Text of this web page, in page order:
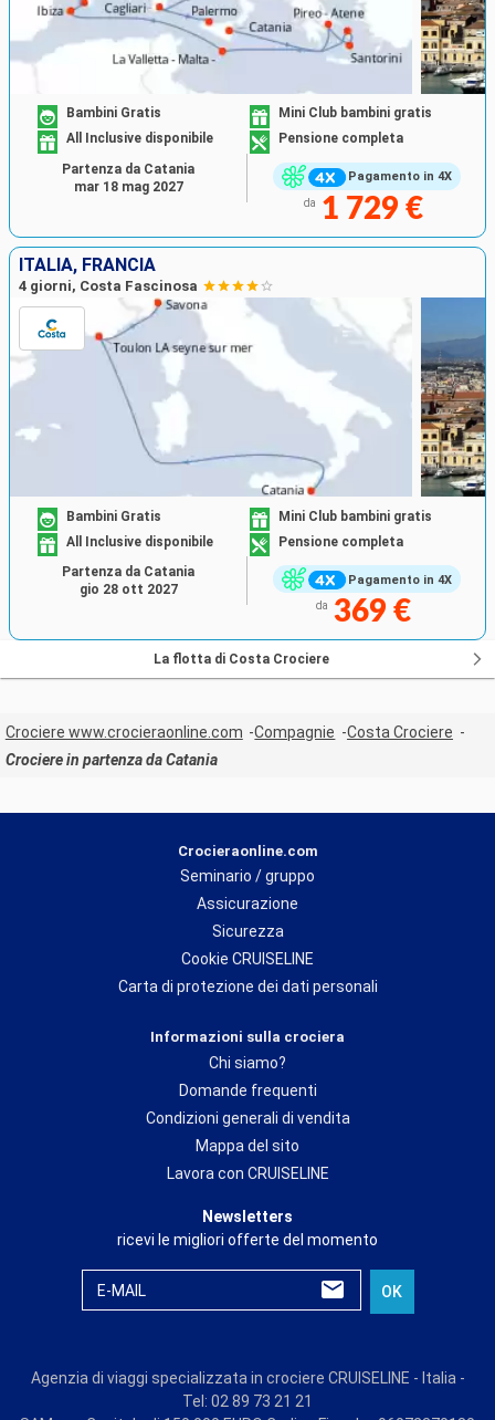
Pagamento in 4X
Bambini Gratis
Mini Club bambini gratis
All Inclusive disponibile
Pensione completa
da 1 729 €
Partenza da Catania
mar 18 mag 2027
ITALIA, FRANCIA
4 giorni, Costa Fascinosa
Pagamento in 4X
Bambini Gratis
Mini Club bambini gratis
All Inclusive disponibile
Pensione completa
da 369 €
Partenza da Catania
gio 28 ott 2027
La flotta di Costa Crociere
Crociere www.crocieraonline.com Compagnie
Costa Crociere
Crociere in partenza da Catania
Crocieraonline.com
Seminario / gruppo
Assicurazione
Sicurezza
Cookie CRUISELINE
Carta di protezione dei dati personali
Informazioni sulla crociera
Chi siamo?
Domande frequenti
Condizioni generali di vendita
Mappa del sito
Lavora con CRUISELINE
Newsletters
ricevi le migliori offerte del momento
E-MAIL OK
Agenzia di viaggi specializzata in crociere CRUISELINE - Italia -
Tel: 02 89 73 21 21